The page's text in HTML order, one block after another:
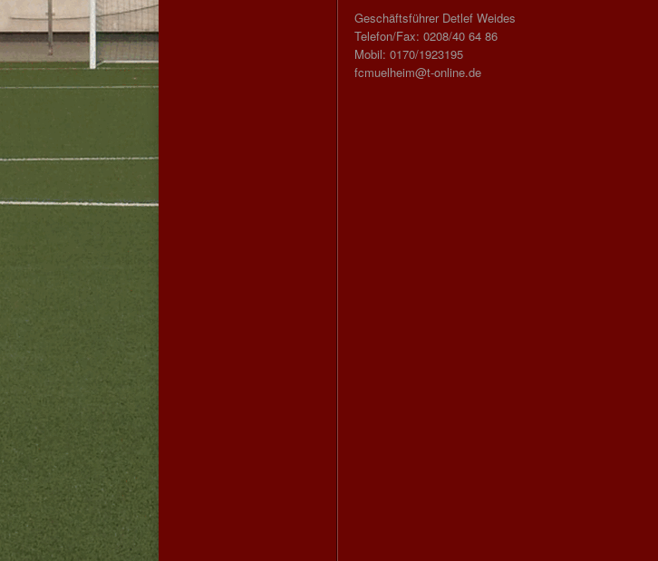
Geschäftsführer Detlef Weides
Telefon/Fax: 0208/40 64 86
Mobil: 0170/1923195
fcmuelheim@t-online.de